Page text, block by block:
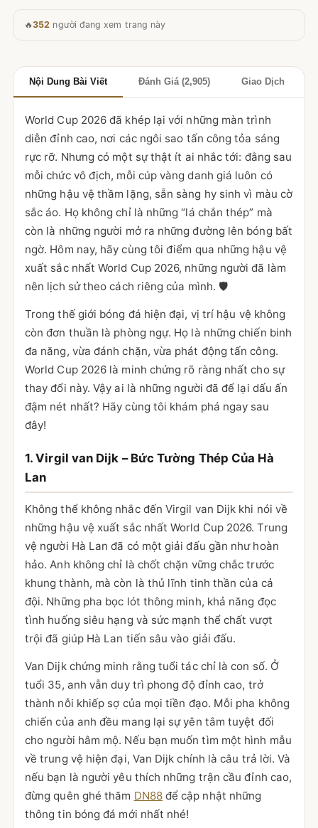
🔥352 người đang xem trang này
Nội Dung Bài Viết Đánh Giá (2,905) Giao Dịch
World Cup 2026 đã khép lại với những màn trình
diễn đỉnh cao, nơi các ngôi sao tấn công tỏa sáng
rực rỡ. Nhưng có một sự thật ít ai nhắc tới: đằng sau
mỗi chức vô địch, mỗi cúp vàng danh giá luôn có
những hậu vệ thầm lặng, sẵn sàng hy sinh vì màu cờ
sắc áo. Họ không chỉ là những “lá chắn thép” mà
còn là những người mở ra những đường lên bóng bất
ngờ. Hôm nay, hãy cùng tôi điểm qua những hậu vệ
xuất sắc nhất World Cup 2026, những người đã làm
nên lịch sử theo cách riêng của mình. 🛡️
Trong thế giới bóng đá hiện đại, vị trí hậu vệ không
còn đơn thuần là phòng ngự. Họ là những chiến binh
đa năng, vừa đánh chặn, vừa phát động tấn công.
World Cup 2026 là minh chứng rõ ràng nhất cho sự
thay đổi này. Vậy ai là những người đã để lại dấu ấn
đậm nét nhất? Hãy cùng tôi khám phá ngay sau
đây!
1. Virgil van Dijk – Bức Tường Thép Của Hà
Lan
Không thể không nhắc đến Virgil van Dijk khi nói về
những hậu vệ xuất sắc nhất World Cup 2026. Trung
vệ người Hà Lan đã có một giải đấu gần như hoàn
hảo. Anh không chỉ là chốt chặn vững chắc trước
khung thành, mà còn là thủ lĩnh tinh thần của cả
đội. Những pha bọc lót thông minh, khả năng đọc
tình huống siêu hạng và sức mạnh thể chất vượt
trội đã giúp Hà Lan tiến sâu vào giải đấu.
Van Dijk chứng minh rằng tuổi tác chỉ là con số. Ở
tuổi 35, anh vẫn duy trì phong độ đỉnh cao, trở
thành nỗi khiếp sợ của mọi tiền đạo. Mỗi pha không
chiến của anh đều mang lại sự yên tâm tuyệt đối
cho người hâm mộ. Nếu bạn muốn tìm một hình mẫu
về trung vệ hiện đại, Van Dijk chính là câu trả lời. Và
nếu bạn là người yêu thích những trận cầu đỉnh cao,
đừng quên ghé thăm DN88để cập nhật những
thông tin bóng đá mới nhất nhé!